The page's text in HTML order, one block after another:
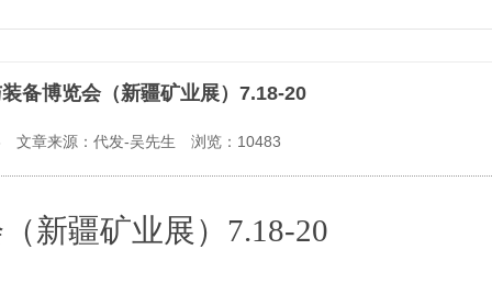
备博览会（新疆矿业展）7.18-20
文章来源：代发-吴先生 浏览： 10483
新疆矿业展）7.18-20